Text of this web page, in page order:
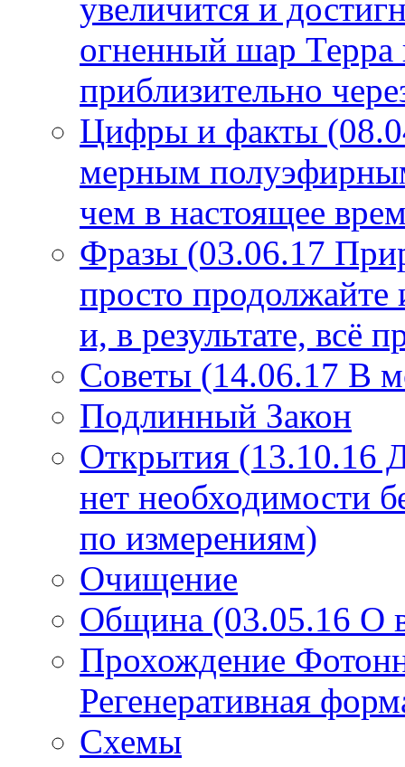
увеличится и
огненный шар Терра
приблизительно
Цифры и факты
мерным
чем в настоящее
Фразы (03.06.17
просто продолжайте
и, в результате, всё
Советы (14.06.17 В
Подлинный Закон
Открытия (13.10.16
нет необходимости
по измерениям)
Очищение
Община (03.05.16 О
Прохождение
Регенеративная
Схемы